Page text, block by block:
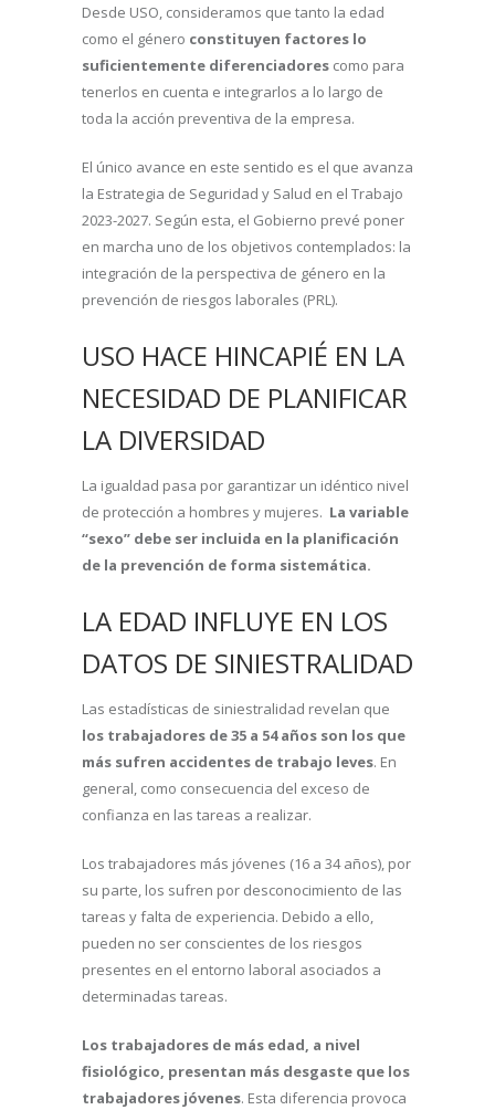
Desde USO, consideramos que tanto la edad
como el género constituyen factores lo
suficientemente diferenciadores como para
tenerlos en cuenta e integrarlos a lo largo de
toda la acción preventiva de la empresa.
El único avance en este sentido es el que avanza
la Estrategia de Seguridad y Salud en el Trabajo
2023-2027. Según esta, el Gobierno prevé poner
en marcha uno de los objetivos contemplados: la
integración de la perspectiva de género en la
prevención de riesgos laborales (PRL).
USO HACE HINCAPIÉ EN LA
NECESIDAD DE PLANIFICAR
LA DIVERSIDAD
La igualdad pasa por garantizar un idéntico nivel
de protección a hombres y mujeres. La variable
“sexo” debe ser incluida en la planificación
de la prevención de forma sistemática.
LA EDAD INFLUYE EN LOS
DATOS DE SINIESTRALIDAD
Las estadísticas de siniestralidad revelan que
los trabajadores de 35 a 54 años son los que
más sufren accidentes de trabajo leves. En
general, como consecuencia del exceso de
confianza en las tareas a realizar.
Los trabajadores más jóvenes (16 a 34 años), por
su parte, los sufren por desconocimiento de las
tareas y falta de experiencia. Debido a ello,
pueden no ser conscientes de los riesgos
presentes en el entorno laboral asociados a
determinadas tareas.
Los trabajadores de más edad, a nivel
fisiológico, presentan más desgaste que los
trabajadores jóvenes. Esta diferencia provoca